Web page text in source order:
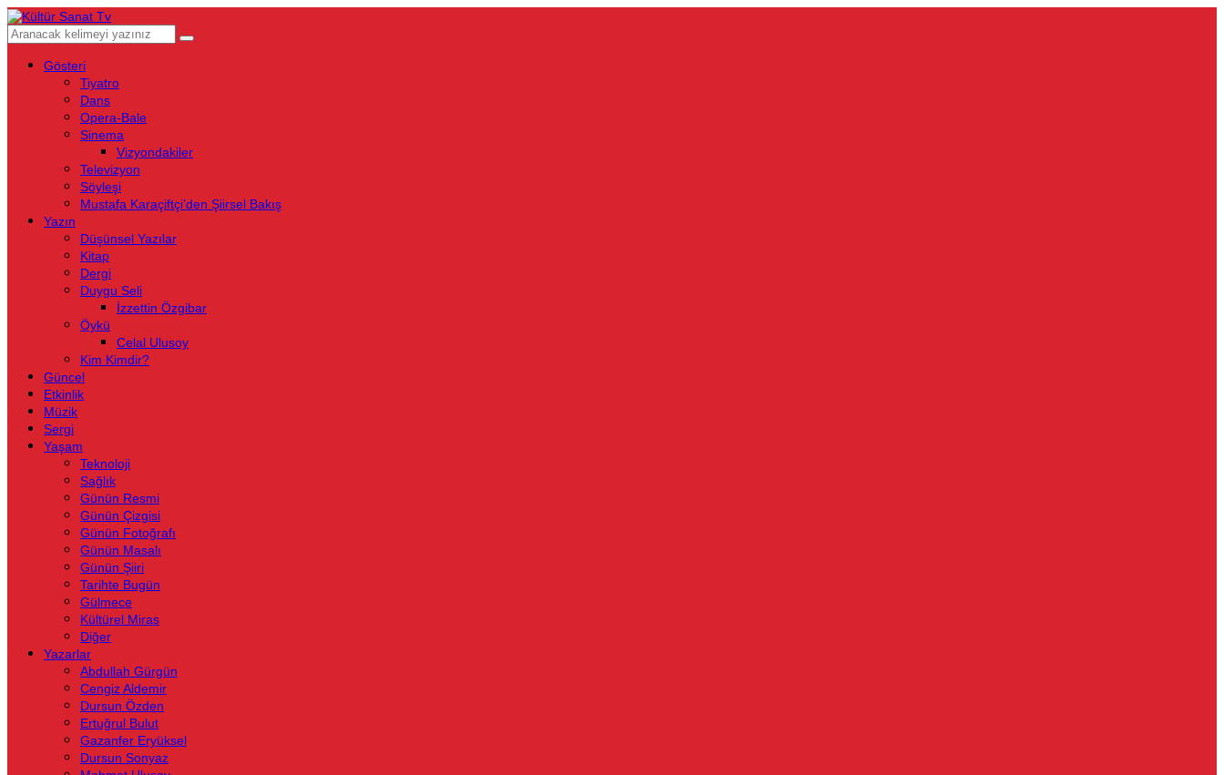
Gösteri
Tiyatro
Dans
Opera-Bale
Sinema
Vizyondakiler
Televizyon
Söyleşi
Mustafa Karaçiftçi’den Şiirsel Bakış
Yazın
Düşünsel Yazılar
Kitap
Dergi
Duygu Seli
İzzettin Özgibar
Öykü
Celal Ulusoy
Kim Kimdir?
Güncel
Etkinlik
Müzik
Sergi
Yaşam
Teknoloji
Sağlık
Günün Resmi
Günün Çizgisi
Günün Fotoğrafı
Günün Masalı
Günün Şiiri
Tarihte Bugün
Gülmece
Kültürel Miras
Diğer
Yazarlar
Abdullah Gürgün
Cengiz Aldemir
Dursun Özden
Ertuğrul Bulut
Gazanfer Eryüksel
Dursun Sonyaz